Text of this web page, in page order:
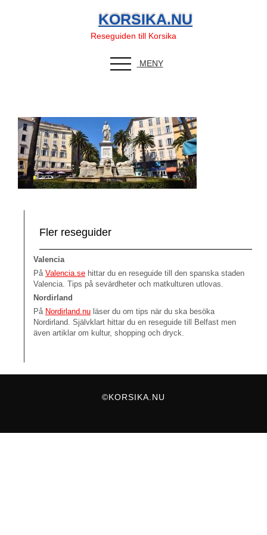
KORSIKA.NU
Reseguiden till Korsika
MENY
Ajaccio_panorama
Fler reseguider
Valencia
På Valencia.se hittar du en reseguide till den spanska staden
Valencia. Tips på sevärdheter och matkulturen utlovas.
Nordirland
På Nordirland.nu läser du om tips när du ska besöka
Nordirland. Självklart hittar du en reseguide till Belfast men
även artiklar om kultur, shopping och dryck.
©KORSIKA.NU